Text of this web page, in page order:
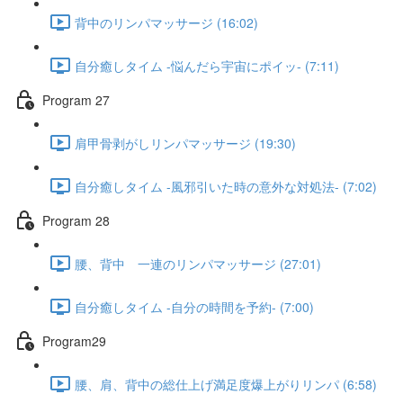
背中のリンパマッサージ (16:02)
自分癒しタイム -悩んだら宇宙にポイッ- (7:11)
Program 27
肩甲骨剥がしリンパマッサージ (19:30)
自分癒しタイム -風邪引いた時の意外な対処法- (7:02)
Program 28
腰、背中 一連のリンパマッサージ (27:01)
自分癒しタイム -自分の時間を予約- (7:00)
Program29
腰、肩、背中の総仕上げ満足度爆上がりリンパ (6:58)